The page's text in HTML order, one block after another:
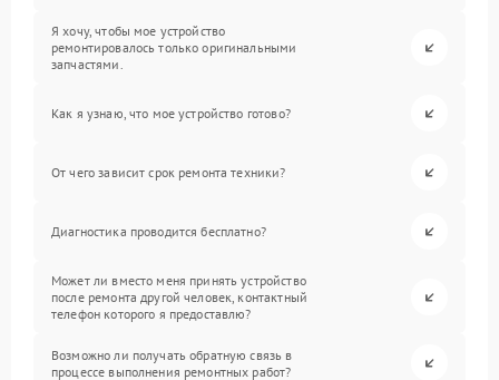
Я хочу, чтобы мое устройство
ремонтировалось только оригинальными
запчастями.
Как я узнаю, что мое устройство готово?
От чего зависит срок ремонта техники?
Диагностика проводится бесплатно?
Может ли вместо меня принять устройство
после ремонта другой человек, контактный
телефон которого я предоставлю?
Возможно ли получать обратную связь в
процессе выполнения ремонтных работ?